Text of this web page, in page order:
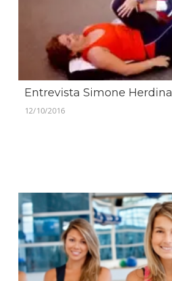
Entrevista Simone Herdina
12/10/2016